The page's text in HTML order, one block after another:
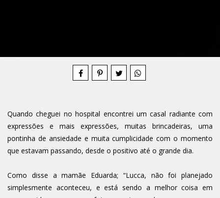
Quando cheguei no hospital encontrei um casal radiante com
expressões e mais expressões, muitas brincadeiras, uma
pontinha de ansiedade e muita cumplicidade com o momento
que estavam passando, desde o positivo até o grande dia.
Como disse a mamãe Eduarda; “Lucca, não foi planejado
simplesmente aconteceu, e está sendo a melhor coisa em